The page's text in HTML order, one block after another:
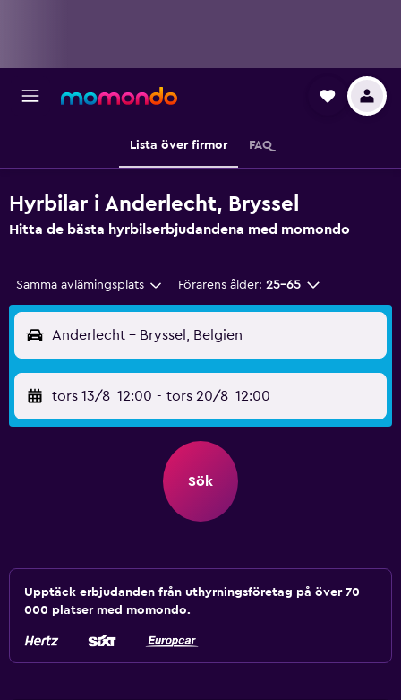
Lista över firmor FAQ
Hyrbilar i Anderlecht, Bryssel
Hitta de bästa hyrbilserbjudandena med momondo
Samma avlämingsplats Förarens ålder: 25-65
Anderlecht - Bryssel, Belgien
tors 13/8 12:00 - tors 20/8 12:00
Sök
Upptäck erbjudanden från uthyrningsföretag på över 70
000 platser med momondo.